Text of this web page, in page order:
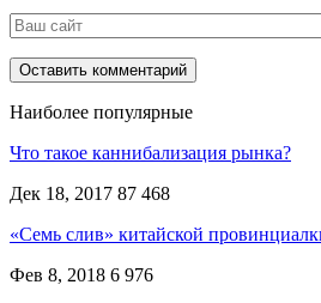
Наиболее популярные
Что такое каннибализация рынка?
Дек 18, 2017 87 468
«Семь слив» китайской
Фев 8, 2018 6 976